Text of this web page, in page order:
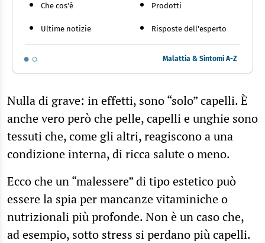
Che cos'è
Ultime notizie
Prodotti
Risposte dell'esperto
Malattia & Sintomi A-Z
Nulla di grave: in effetti, sono “solo” capelli. È
anche vero però che pelle, capelli e unghie sono
tessuti che, come gli altri, reagiscono a una
condizione interna, di ricca salute o meno.
Ecco che un “malessere” di tipo estetico può
essere la spia per mancanze vitaminiche o
nutrizionali più profonde. Non è un caso che,
ad esempio, sotto stress si perdano più capelli.